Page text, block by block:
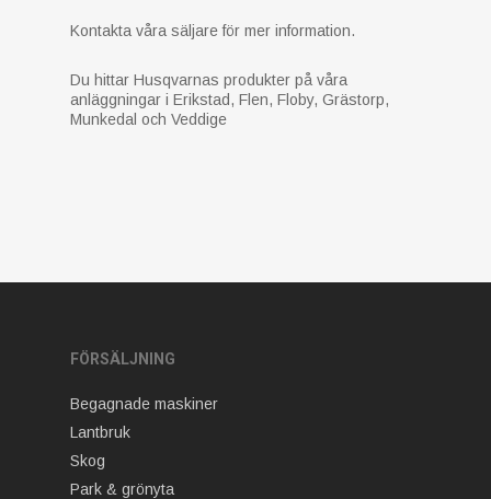
Kontakta våra säljare för mer information.
Du hittar Husqvarnas produkter på våra
anläggningar i Erikstad, Flen, Floby, Grästorp,
Munkedal och Veddige
FÖRSÄLJNING
Begagnade maskiner
Lantbruk
Skog
Park & grönyta